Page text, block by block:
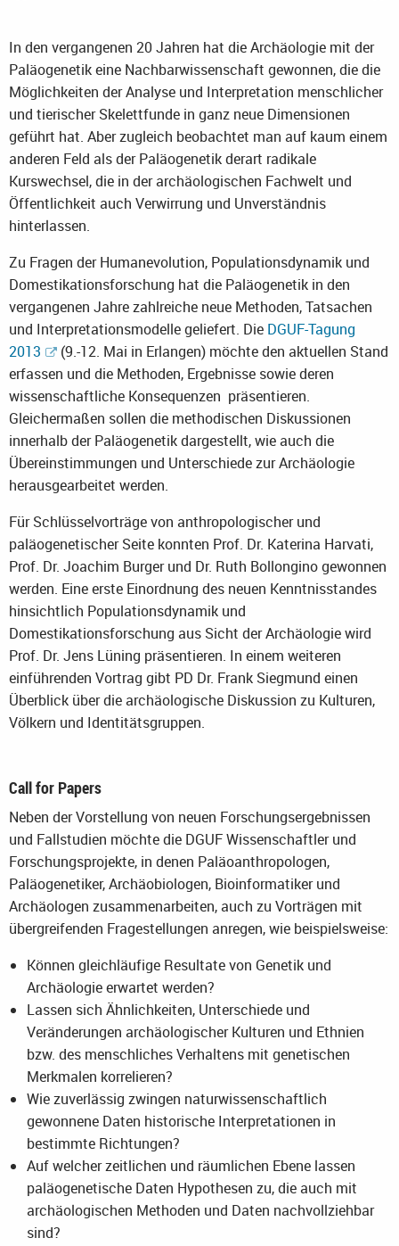
In den vergangenen 20 Jahren hat die Archäologie mit der
Paläogenetik eine Nachbarwissenschaft gewonnen, die die
Möglichkeiten der Analyse und Interpretation menschlicher
und tierischer Skelettfunde in ganz neue Dimensionen
geführt hat. Aber zugleich beobachtet man auf kaum einem
anderen Feld als der Paläogenetik derart radikale
Kurswechsel, die in der archäologischen Fachwelt und
Öffentlichkeit auch Verwirrung und Unverständnis
hinterlassen.
Zu Fragen der Humanevolution, Populationsdynamik und
Domestikationsforschung hat die Paläogenetik in den
vergangenen Jahre zahlreiche neue Methoden, Tatsachen
und Interpretationsmodelle geliefert. Die DGUF-Tagung
2013
(9.-12. Mai in Erlangen) möchte den aktuellen Stand
erfassen und die Methoden, Ergebnisse sowie deren
wissenschaftliche Konsequenzen präsentieren.
Gleichermaßen sollen die methodischen Diskussionen
innerhalb der Paläogenetik dargestellt, wie auch die
Übereinstimmungen und Unterschiede zur Archäologie
herausgearbeitet werden.
Für Schlüsselvorträge von anthropologischer und
paläogenetischer Seite konnten Prof. Dr. Katerina Harvati,
Prof. Dr. Joachim Burger und Dr. Ruth Bollongino gewonnen
werden. Eine erste Einordnung des neuen Kenntnisstandes
hinsichtlich Populationsdynamik und
Domestikationsforschung aus Sicht der Archäologie wird
Prof. Dr. Jens Lüning präsentieren. In einem weiteren
einführenden Vortrag gibt PD Dr. Frank Siegmund einen
Überblick über die archäologische Diskussion zu Kulturen,
Völkern und Identitätsgruppen.
Call for Papers
Neben der Vorstellung von neuen Forschungsergebnissen
und Fallstudien möchte die DGUF Wissenschaftler und
Forschungsprojekte, in denen Paläoanthropologen,
Paläogenetiker, Archäobiologen, Bioinformatiker und
Archäologen zusammenarbeiten, auch zu Vorträgen mit
übergreifenden Fragestellungen anregen, wie beispielsweise:
Können gleichläufige Resultate von Genetik und
Archäologie erwartet werden?
Lassen sich Ähnlichkeiten, Unterschiede und
Veränderungen archäologischer Kulturen und Ethnien
bzw. des menschliches Verhaltens mit genetischen
Merkmalen korrelieren?
Wie zuverlässig zwingen naturwissenschaftlich
gewonnene Daten historische Interpretationen in
bestimmte Richtungen?
Auf welcher zeitlichen und räumlichen Ebene lassen
paläogenetische Daten Hypothesen zu, die auch mit
archäologischen Methoden und Daten nachvollziehbar
sind?